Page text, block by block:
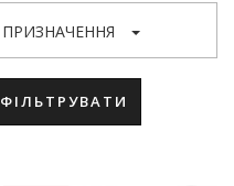
ПРИЗНАЧЕННЯ
ФІЛЬТРУВАТИ